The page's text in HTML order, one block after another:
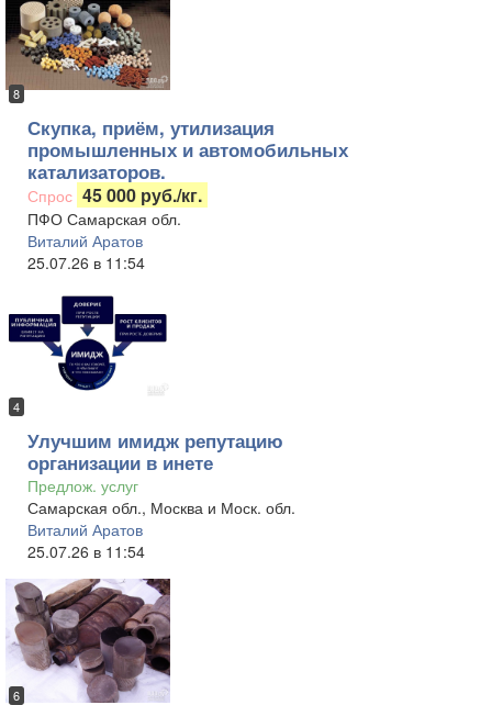
8
Скупка, приём, утилизация
промышленных и автомобильных
катализаторов.
Спрос 45 000 руб./кг.
ПФО Самарская обл.
Виталий Аратов
25.07.26 в 11:54
4
Улучшим имидж репутацию
организации в инете
Предлож. услуг
Самарская обл., Москва и Моск. обл.
Виталий Аратов
25.07.26 в 11:54
6